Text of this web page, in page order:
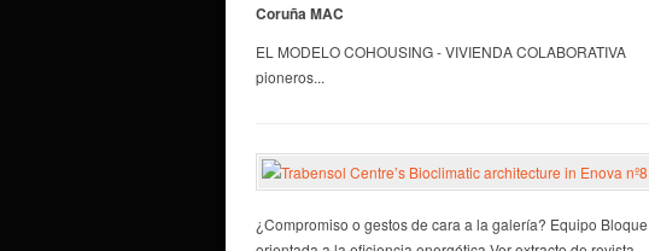
Coruña MAC
EL MODELO COHOUSING - VIVIENDA
pioneros...
¿Compromiso o gestos de cara a la galería? Equipo